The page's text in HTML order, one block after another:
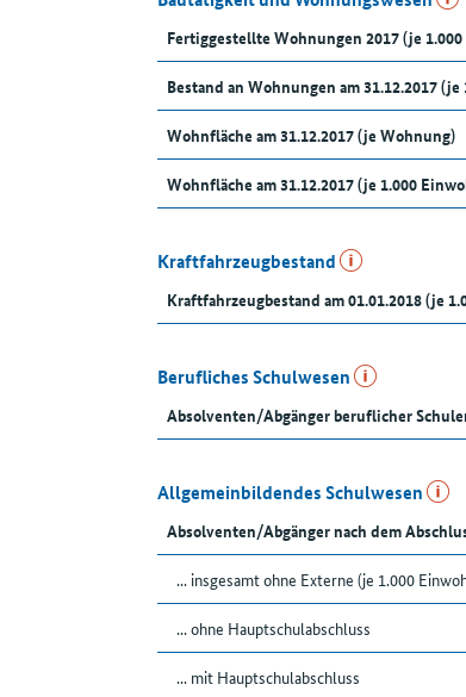
Fertiggestellte Wohnungen 2017 (je
Bestand an Wohnungen am 31.12.2017
Wohnfläche am 31.12.2017 (je Wohnung)
Wohnfläche am 31.12.2017 (je 1.000
Kraftfahrzeugbestand
Kraftfahrzeugbestand am 01.01.2018 (je
Berufliches Schulwesen
Absolventen/Abgänger beruflicher
Allgemeinbildendes Schulwesen
Absolventen/Abgänger nach dem
... insgesamt ohne Externe (je 1.000
... ohne Hauptschulabschluss
... mit Hauptschulabschluss